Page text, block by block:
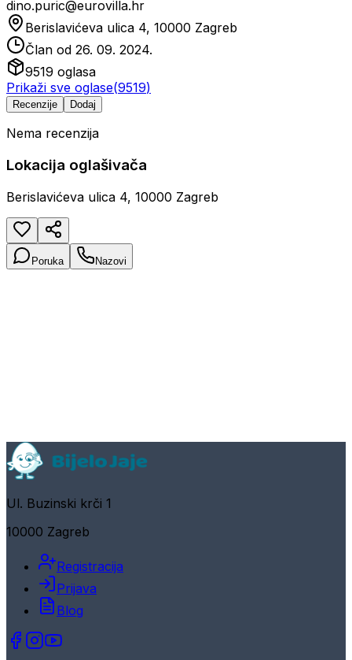
dino.puric@eurovilla.hr
Berislavićeva ulica 4, 10000 Zagreb
Član od 26. 09. 2024.
9519 oglasa
Prikaži sve oglase(9519)
Recenzije Dodaj
Nema recenzija
Lokacija oglašivača
Berislavićeva ulica 4, 10000 Zagreb
Poruka Nazovi
Ul. Buzinski krči 1
10000 Zagreb
Registracija
Prijava
Blog